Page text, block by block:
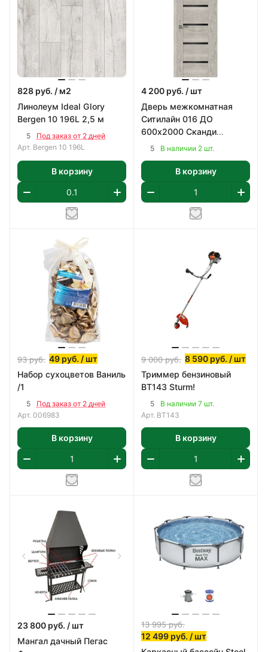
828 руб. / м2
Линолеум Ideal Glory
Bergen 10 196L 2,5 м
5
Под заказ от 2 дней
Арт. Bergen 10 196L
В корзину
4 200 руб. / шт
Дверь межкомнатная
Ситилайн 016 ДО
600х2000 Сканди
5 В наличии 2 шт.
В корзину
93руб. 49 руб. / шт
Набор сухоцветов Ваниль
/1
5
Под заказ от 2 дней
Арт. 006983
В корзину
9 000руб. 8 590 руб. / шт
Триммер бензиновый
BT143 Sturm!
5
В наличии 7 шт.
Арт. BT143
В корзину
23 800 руб. / шт
Мангал дачный Пегас
13 995руб.
12 499 руб. / шт